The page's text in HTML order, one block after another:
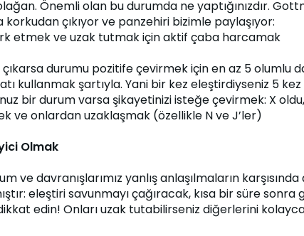
Önemli olan bu durumda ne yaptığınızdır.
çıkıyor ve panzehiri bizimle paylaşıyor:
etmek ve uzak tutmak için aktif çaba harcamak
durumu pozitife çevirmek için en az 5 olumlu
kullanmak şartıyla. Yani bir kez eleştirdiyseniz 5
bir durum varsa şikayetinizi isteğe çevirmek: X
ve onlardan uzaklaşmak (özellikle N ve J’ler)
Olmak
davranışlarımız yanlış anlaşılmaların karşısında
eleştiri savunmayı çağıracak, kısa bir süre
edin! Onları uzak tutabilirseniz diğerlerini